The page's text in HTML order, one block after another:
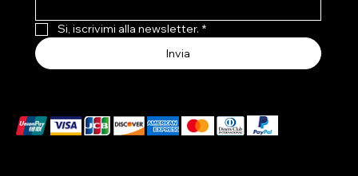
Si, iscrivimi alla newsletter. *
Invia